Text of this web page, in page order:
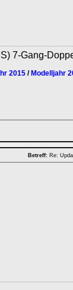
7-Gang-
2015 / Modelljahr
Betreff: Re: